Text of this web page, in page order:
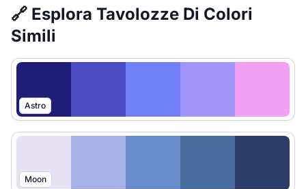
🔗 Esplora Tavolozze Di Colori
Simili
Astro
Moon